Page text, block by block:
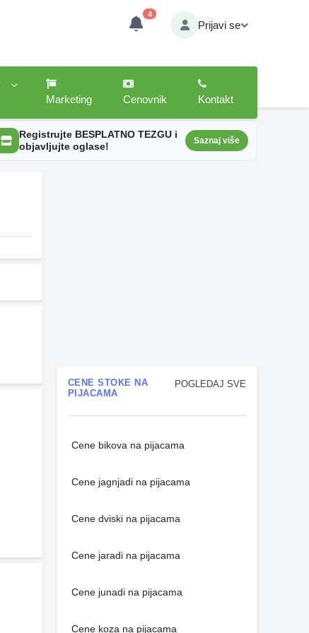
4
Prijavi se
Marketing
Cenovnik Kontakt
Registrujte BESPLATNO TEZGU i
objavljujte oglase!
Saznaj više
POGLEDAJ SVE
CENE STOKE NA
PIJACAMA
Cene bikova na pijacama
Cene jagnjadi na pijacama
Cene dviski na pijacama
Cene jaradi na pijacama
Cene junadi na pijacama
Cene koza na pijacama